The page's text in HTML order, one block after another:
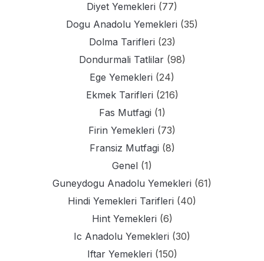
Diyet Yemekleri (77)
Dogu Anadolu Yemekleri (35)
Dolma Tarifleri (23)
Dondurmali Tatlilar(98)
Ege Yemekleri (24)
Ekmek Tarifleri (216)
Fas Mutfagi (1)
Firin Yemekleri (73)
Fransiz Mutfagi (8)
Genel (1)
Guneydogu Anadolu Yemekleri (61)
Hindi Yemekleri Tarifleri (40)
Hint Yemekleri (6)
Ic Anadolu Yemekleri (30)
Iftar Yemekleri (150)